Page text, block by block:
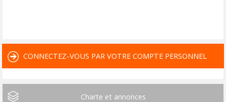
CONNECTEZ-VOUS PAR VOTRE COMPTE PERSONNEL
Charte et annonces